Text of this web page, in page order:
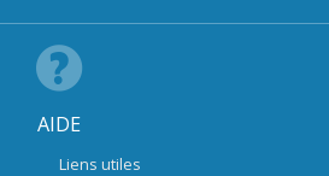
AIDE
Liens utiles